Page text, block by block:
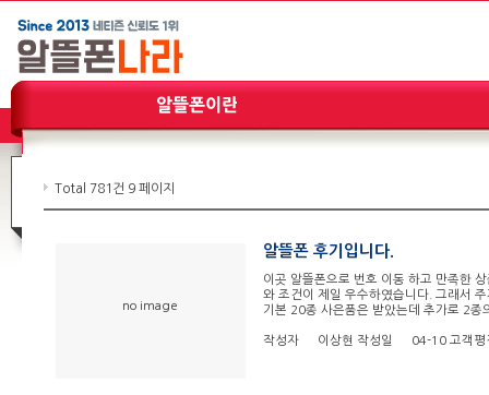
Total 781건 9 페이지
no image
알뜰폰 후기입니다.
이곳 알뜰폰으로 번호 이동 하고 만족한
와 조건이 제일 우수하였습니다. 그래서
기본 20종 사은품은 받았는데 추가로 2
작성자 이상현 작성일 04-10 고객평